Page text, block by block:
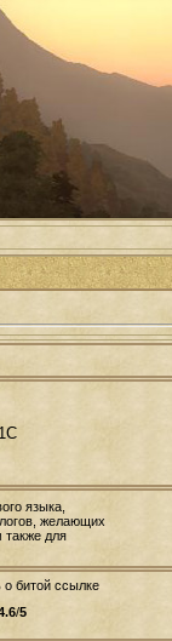
языка,
желающих
для
битой ссылке
/5